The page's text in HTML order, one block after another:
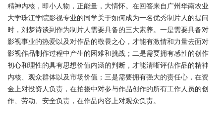
精神内核，即小人物，正能量，大情怀。在回答来自广州华南农业
大学珠江学院影视专业的同学关于如何成为一名优秀制片人的提问
时，刘梦诗谈到作为制片人需要具备的三大素养。一是需要具备对
影视事业的热爱以及对作品的敬畏之心，才能有激情和力量去面对
影视作品制作过程中产生的困难和挑战；二是需要拥有感性的创作
初心和理性的具有思想价值内涵的判断，才能清晰评估作品的精神
内核、观众群体以及市场价值；三是需要拥有强大的责任心，在资
金上对投资人负责，在拍摄中对参与作品创作的所有工作人员的创
作、劳动、安全负责，在作品内容上对观众负责。